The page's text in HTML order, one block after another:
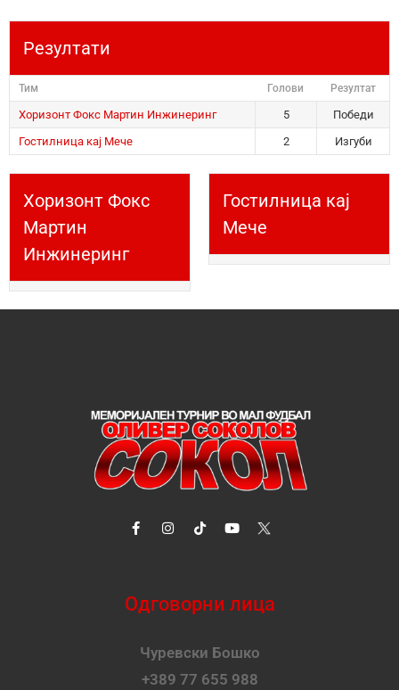
Резултати
Тим Голови Резултат
Хоризонт Фокс Мартин Инжинеринг 5
Победи
Гостилница кај Мече
2 Изгуби
Хоризонт Фокс
Мартин
Инжинеринг
Гостилница кај
Мече
Одговорни лица
Чуревски Бошко
+389 77 655 988